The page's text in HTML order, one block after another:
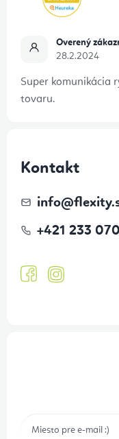
Overený
28.2.2024
Super komunikácia
tovaru.
Kontakt
info@
+421 233